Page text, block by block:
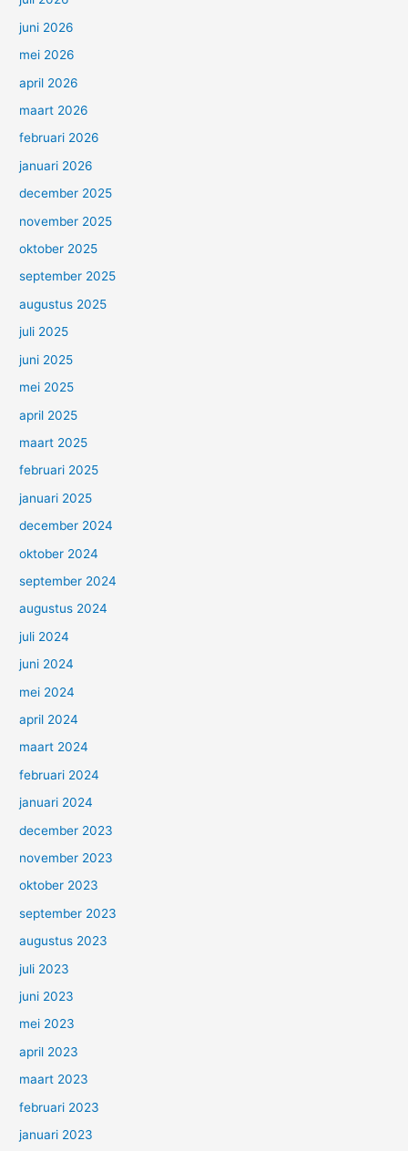
juni 2026
mei 2026
april 2026
maart 2026
februari 2026
januari 2026
december 2025
november 2025
oktober 2025
september 2025
augustus 2025
juli 2025
juni 2025
mei 2025
april 2025
maart 2025
februari 2025
januari 2025
december 2024
oktober 2024
september 2024
augustus 2024
juli 2024
juni 2024
mei 2024
april 2024
maart 2024
februari 2024
januari 2024
december 2023
november 2023
oktober 2023
september 2023
augustus 2023
juli 2023
juni 2023
mei 2023
april 2023
maart 2023
februari 2023
januari 2023